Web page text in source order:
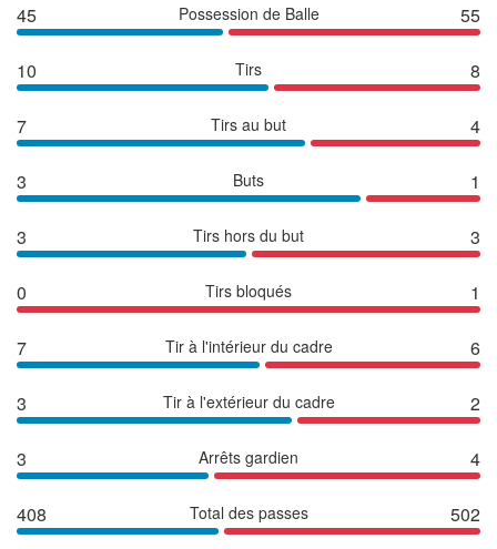
45 Possession de Balle 55
10 Tirs 8
7 Tirs au but 4
3 Buts 1
3 Tirs hors du but 3
0 Tirs bloqués 1
7 Tir à l'intérieur du cadre 6
3 Tir à l'extérieur du cadre 2
3 Arrêts gardien 4
408 Total des passes 502